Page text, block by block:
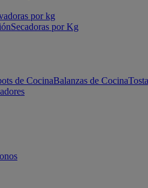
por kg
Secadoras por Kg
de CocinaBalanzas de Cocina